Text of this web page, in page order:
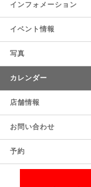
インフォメーション
イベント情報
写真
カレンダー
店舗情報
お問い合わせ
予約